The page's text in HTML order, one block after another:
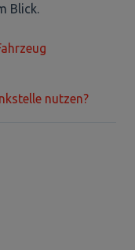
Blick.
nutzen?